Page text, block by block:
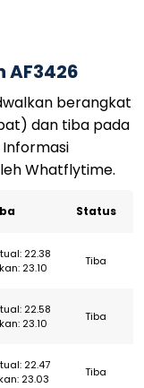
AF3426
berangkat
dan tiba pada
Whatflytime.
Status
22.38
23.10
Tiba
22.58
23.10
Tiba
22.47
23.03
Tiba